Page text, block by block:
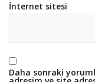
İnternet sitesi
Daha sonraki